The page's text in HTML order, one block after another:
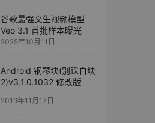
谷歌最强文生视频模型
Veo 3.1 首批样本曝光
2025年10月11日
Android 钢琴块(别踩白块
2)v3.1.0.1032 修改版
2019年11月17日